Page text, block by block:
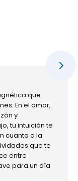
que
En el amor,
y
tu intuición te
cuanto a la
que te
entre
para un día